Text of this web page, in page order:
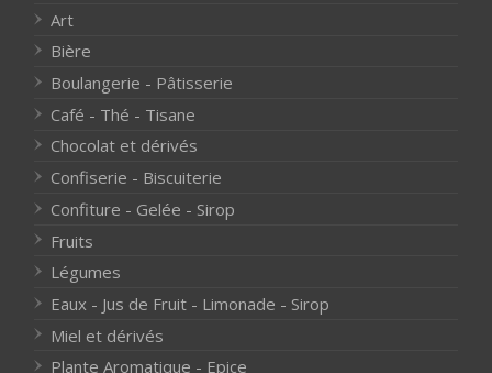
Art
Bière
Boulangerie - Pâtisserie
Café - Thé - Tisane
Chocolat et dérivés
Confiserie - Biscuiterie
Confiture - Gelée - Sirop
Fruits
Légumes
Eaux - Jus de Fruit - Limonade - Sirop
Miel et dérivés
Plante Aromatique - Epice